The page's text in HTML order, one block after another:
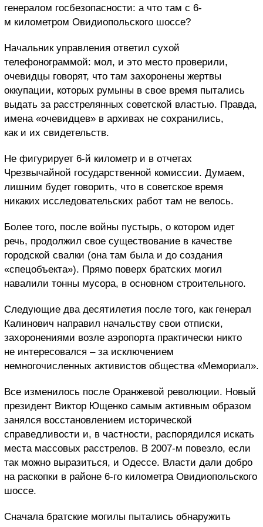
генералом госбезопасности: а что там с 6-
м километром Овидиопольского шоссе?
Начальник управления ответил сухой
телефонограммой: мол, и это место проверили,
очевидцы говорят, что там захоронены жертвы
оккупации, которых румыны в свое время пытались
выдать за расстрелянных советской властью. Правда,
имена «очевидцев» в архивах не сохранились,
как и их свидетельств.
Не фигурирует 6-й километр и в отчетах
Чрезвычайной государственной комиссии. Думаем,
лишним будет говорить, что в советское время
никаких исследовательских работ там не велось.
Более того, после войны пустырь, о котором идет
речь, продолжил свое существование в качестве
городской свалки (она там была и до создания
«спецобъекта»). Прямо поверх братских могил
навалили тонны мусора, в основном строительного.
Следующие два десятилетия после того, как генерал
Калинович направил начальству свои отписки,
захоронениями возле аэропорта практически никто
не интересовался – за исключением
немногочисленных активистов общества «Мемориал».
Все изменилось после Оранжевой революции. Новый
президент Виктор Ющенко самым активным образом
занялся восстановлением исторической
справедливости и, в частности, распорядился искать
места массовых расстрелов. В 2007-м повезло, если
так можно выразиться, и Одессе. Власти дали добро
на раскопки в районе 6-го километра Овидиопольского
шоссе.
Сначала братские могилы пытались обнаружить